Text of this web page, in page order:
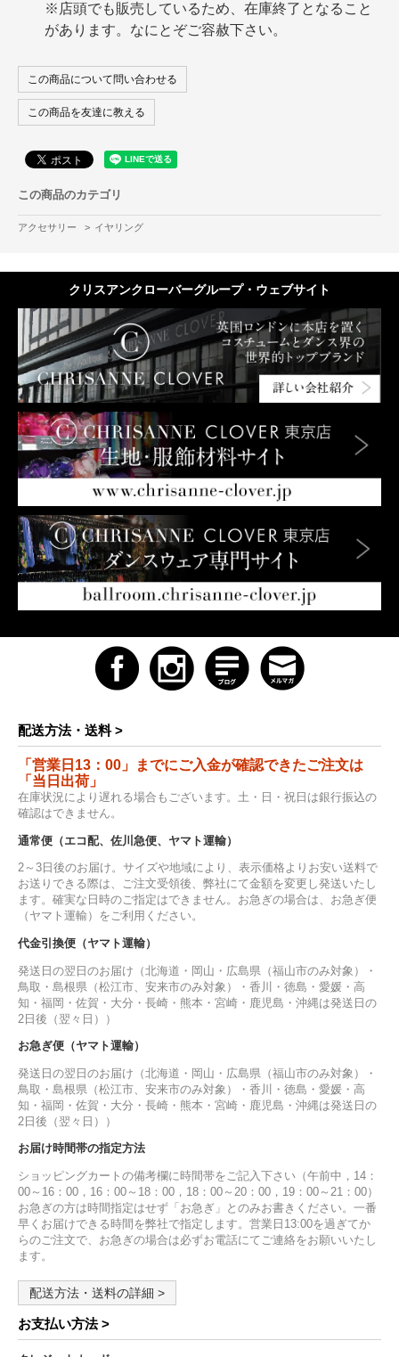
※店頭でも販売しているため、在庫終了となること
があります。なにとぞご容赦下さい。
この商品について問い合わせる
この商品を友達に教える
この商品のカテゴリ
アクセサリー > イヤリング
クリスアンクローバーグループ・ウェブサイト
配送方法・送料 >
「営業日13：00」までにご入金が確認できたご注文は
「当日出荷」
在庫状況により遅れる場合もございます。土・日・祝日は銀行振込の
確認はできません。
通常便（エコ配、佐川急便、ヤマト運輸）
2～3日後のお届け。サイズや地域により、表示価格よりお安い送料で
お送りできる際は、ご注文受領後、弊社にて金額を変更し発送いたし
ます。確実な日時のご指定はできません。お急ぎの場合は、お急ぎ便
（ヤマト運輸）をご利用ください。
代金引換便（ヤマト運輸）
発送日の翌日のお届け（北海道・岡山・広島県（福山市のみ対象）・
鳥取・島根県（松江市、安来市のみ対象）・香川・徳島・愛媛・高
知・福岡・佐賀・大分・長崎・熊本・宮崎・鹿児島・沖縄は発送日の
2日後（翌々日））
お急ぎ便（ヤマト運輸）
発送日の翌日のお届け（北海道・岡山・広島県（福山市のみ対象）・
鳥取・島根県（松江市、安来市のみ対象）・香川・徳島・愛媛・高
知・福岡・佐賀・大分・長崎・熊本・宮崎・鹿児島・沖縄は発送日の
2日後（翌々日））
お届け時間帯の指定方法
ショッピングカートの備考欄に時間帯をご記入下さい（午前中，14：
00～16：00，16：00～18：00，18：00～20：00，19：00～21：00）
お急ぎの方は時間指定はせず「お急ぎ」とのみお書きください。一番
早くお届けできる時間を弊社で指定します。営業日13:00を過ぎてか
らのご注文で、お急ぎの場合は必ずお電話にてご連絡をお願いいたし
ます。
配送方法・送料の詳細 >
お支払い方法 >